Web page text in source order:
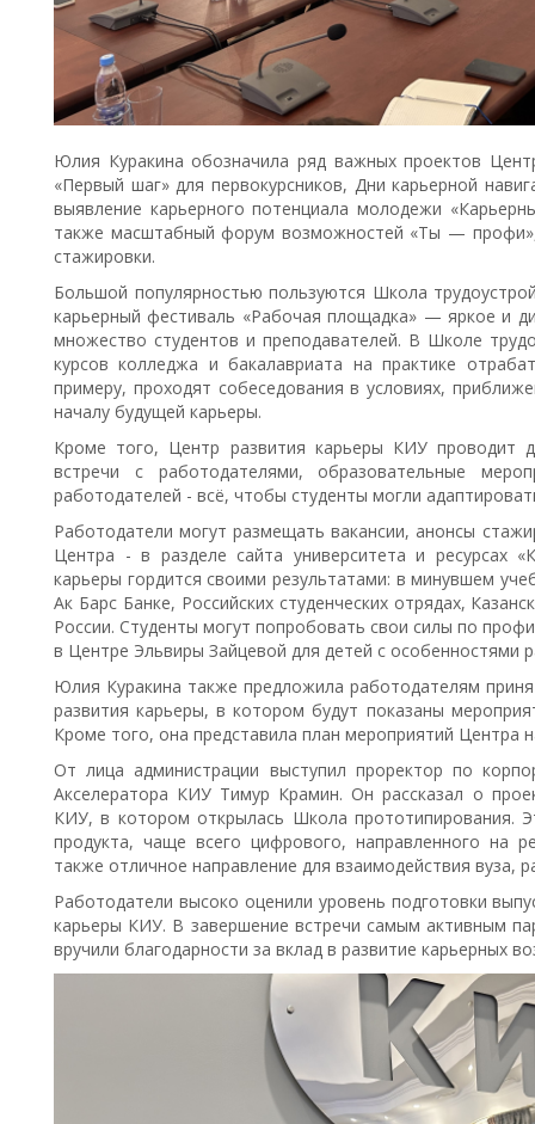
Юлия Куракина обозначила ряд важных проектов
«Первый шаг» для первокурсников, Дни карьерной
выявление карьерного потенциала молодежи
также масштабный форум возможностей «Ты — профи»,
стажировки.
Большой популярностью пользуются Школа
карьерный фестиваль «Рабочая площадка» — яркое и
множество студентов и преподавателей. В Школе
курсов колледжа и бакалавриата на практике
примеру, проходят собеседования в условиях,
началу будущей карьеры.
Кроме того, Центр развития карьеры КИУ проводит
встречи с работодателями, образовательные
работодателей - всё, чтобы студенты могли
Работодатели могут размещать вакансии, анонсы
Центра - в разделе сайта университета и ресурсах
карьеры гордится своими результатами: в минувшем
Ак Барс Банке, Российских студенческих отрядах,
России. Студенты могут попробовать свои силы по
в Центре Эльвиры Зайцевой для детей с особенностями
Юлия Куракина также предложила работодателям
развития карьеры, в котором будут показаны
Кроме того, она представила план мероприятий Центра
От лица администрации выступил проректор по
Акселератора КИУ Тимур Крамин. Он рассказал о
КИУ, в котором открылась Школа прототипирования.
продукта, чаще всего цифрового, направленного на
также отличное направление для взаимодействия вуза,
Работодатели высоко оценили уровень подготовки
карьеры КИУ. В завершение встречи самым активным
вручили благодарности за вклад в развитие карьерных